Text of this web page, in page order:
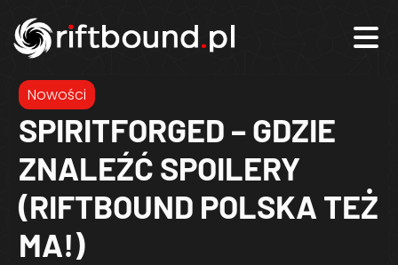
Nowości
SPIRITFORGED – GDZIE
ZNALEŹĆ SPOILERY
(RIFTBOUND POLSKA TEŻ
MA!)